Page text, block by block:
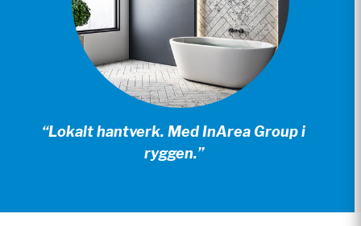
“Lokalt hantverk. Med InArea Group i
ryggen.”